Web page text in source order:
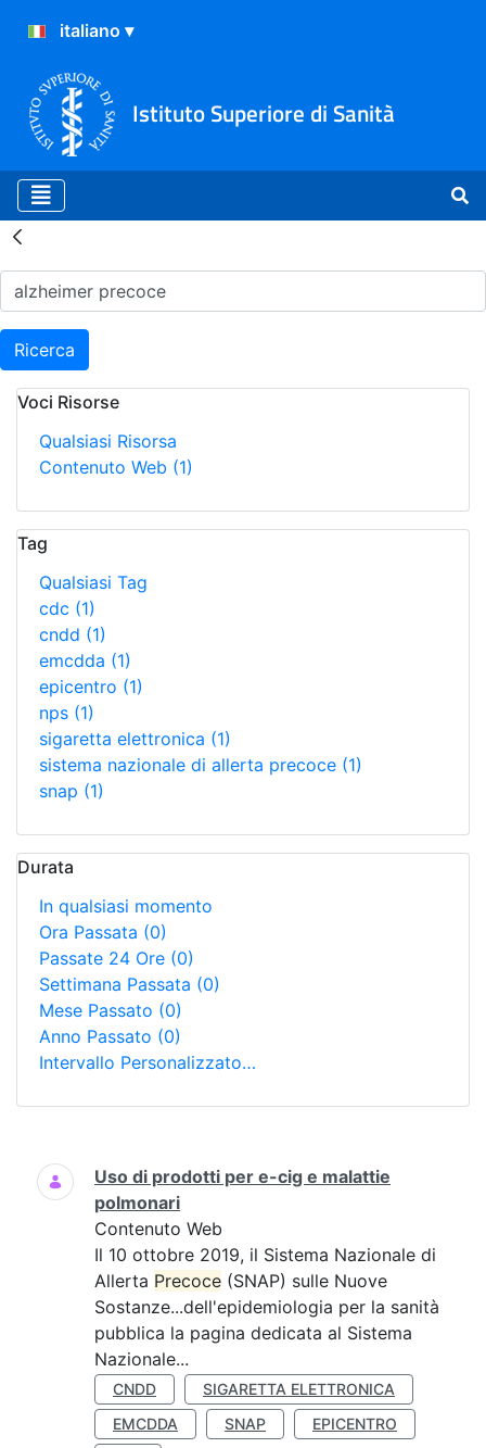
Istituto Superiore di Sanità
Risultati della Ricerca -
Ricerca
Voci Risorse
Qualsiasi Risorsa
Contenuto Web (1)
Tag
Qualsiasi Tag
cdc (1)
cndd (1)
emcdda (1)
epicentro (1)
nps (1)
sigaretta elettronica (1)
sistema nazionale di allerta precoce (1)
snap (1)
Durata
In qualsiasi momento
Ora Passata (0)
Passate 24 Ore (0)
Settimana Passata (0)
Mese Passato (0)
Anno Passato (0)
Intervallo Personalizzato…
Ricerca
Uso di prodotti per e-cig e malattie
polmonari
Contenuto Web
Il 10 ottobre 2019, il Sistema Nazionale di
Allerta Precoce (SNAP) sulle Nuove
Sostanze...dell'epidemiologia per la sanità
pubblica la pagina dedicata al Sistema
Nazionale...
CNDD
SIGARETTA ELETTRONICA
EMCDDA
SNAP
EPICENTRO